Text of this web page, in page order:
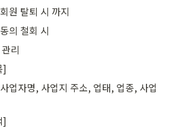
원 탈퇴 시 까지
의 철회 시
리
]
업자명, 사업지 주소, 업태, 업종, 사업
]